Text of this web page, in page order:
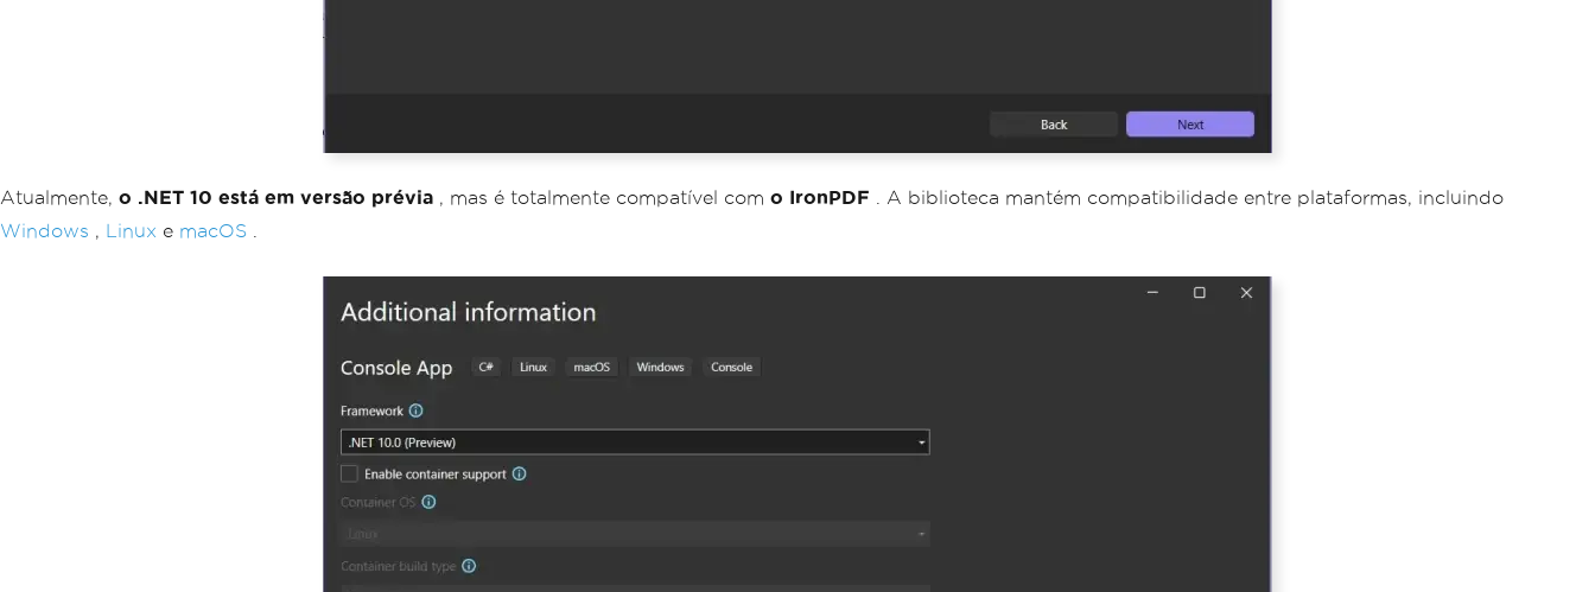
Atualmente, o .NET 10 está em versão prévia , mas é totalmente compatível com o IronPDF . A biblioteca mantém compatibilidade entre plataformas, incluindo
Windows , Linux e macOS